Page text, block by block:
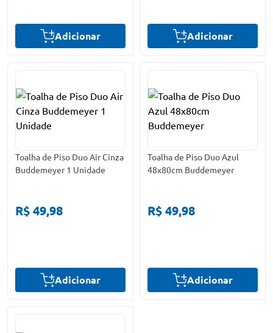
Adicionar Adicionar
Toalha de Piso Duo Air Cinza
Buddemeyer 1 Unidade
R$ 49,98
Adicionar
Toalha de Piso Duo Azul
48x80cm Buddemeyer
R$ 49,98
Adicionar